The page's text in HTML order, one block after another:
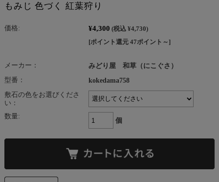
もみじ 色づく 紅葉狩り
価格: ¥4,300 (税込 ¥4,730)
[ポイント還元 47ポイント～]
メーカー：
みどり屋 和草（にこぐさ）
型番：
kokedama758
敷石の色をお選びくださ
い：
数量:
個